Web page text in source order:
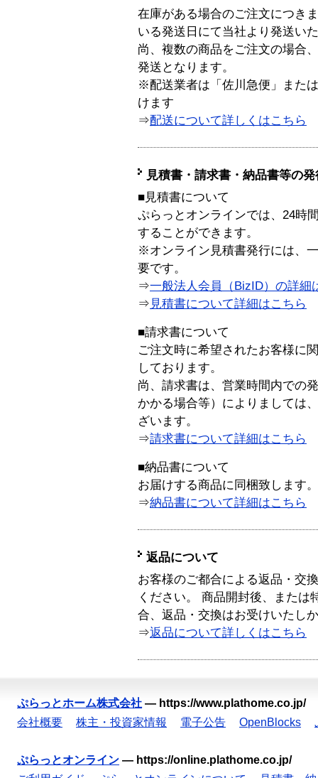
在庫がある場合のご注文につき
いる発送日にて当社より発送い
尚、複数の商品をご注文の場合
発送となります。
※配送業者は「佐川急便」また
けます
⇒配送について詳しくはこちら
見積書・請求書・納品書等の
■見積書について
ぷらっとオンラインでは、24時
することができます。
※オンライン見積書発行には、
要です。
⇒一般法人会員（BizID）の詳細
⇒ 見積書について詳細はこちら
■請求書について
ご注文時に希望されたお客様に
しております。
尚、請求書は、営業時間内での
かかる場合等）によりましては
ざいます。
⇒請求書について詳細はこちら
■納品書について
お届けする商品に同梱致します。
⇒納品書について詳細はこちら
返品について
お客様のご都合による返品・交
ください。 商品開封後、または
合、返品・交換はお受けいたし
⇒返品について詳しくはこちら
ぷらっとホーム株式会社 — https://www.plathome.co.jp/
会社概要
株主・投資家情報 電子公告 OpenBlocks
ぷらっとオンライン — https://online.plathome.co.jp/